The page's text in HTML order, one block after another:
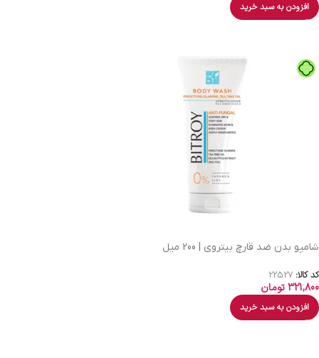
افزودن به سبد خرید
شامپو بدن ضد قارچ بیتروی | 200 میل
کد کالا: 22527
321,800تومان
افزودن به سبد خرید